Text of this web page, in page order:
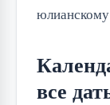
все